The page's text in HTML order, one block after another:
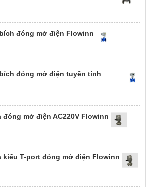
đóng mở điện Flowinn
đóng mở điện tuyến tính
đóng mở điện AC220V Flowinn
kiểu T-port đóng mở điện Flowinn